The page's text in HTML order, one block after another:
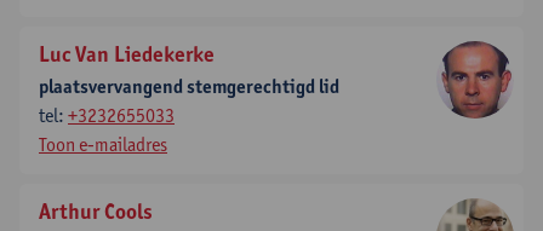
Luc Van Liedekerke
plaatsvervangend stemgerechtigd lid
tel: +3232655033
Toon e-mailadres
Arthur Cools